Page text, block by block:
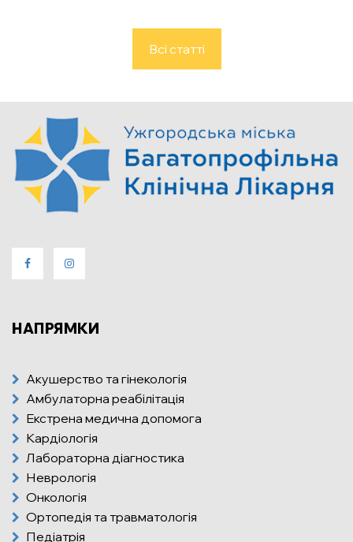
Всі статті
НАПРЯМКИ
Акушерство та гінекологія
Амбулаторна реабілітація
Екстрена медична допомога
Кардіологія
Лабораторна діагностика
Неврологія
Онкологія
Ортопедія та травматологія
Педіатрія